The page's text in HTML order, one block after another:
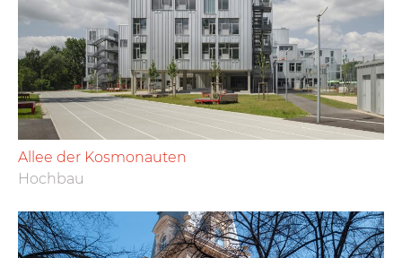
Allee der Kosmonauten
Hochbau